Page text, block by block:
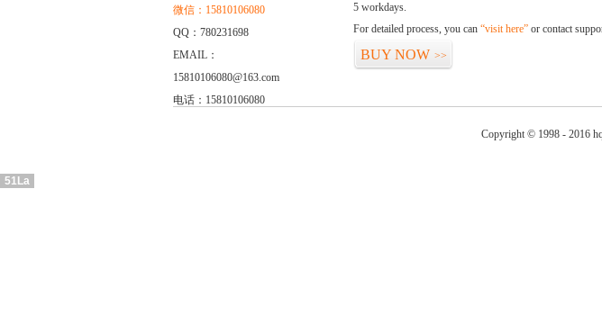
微信：15810106080
QQ：780231698
EMAIL：
15810106080@163.com
电话：15810106080
5 workdays.
For detailed process, you can “visit here” or contact
BUY NOW >>
Copyright © 1998 - 2016
51La